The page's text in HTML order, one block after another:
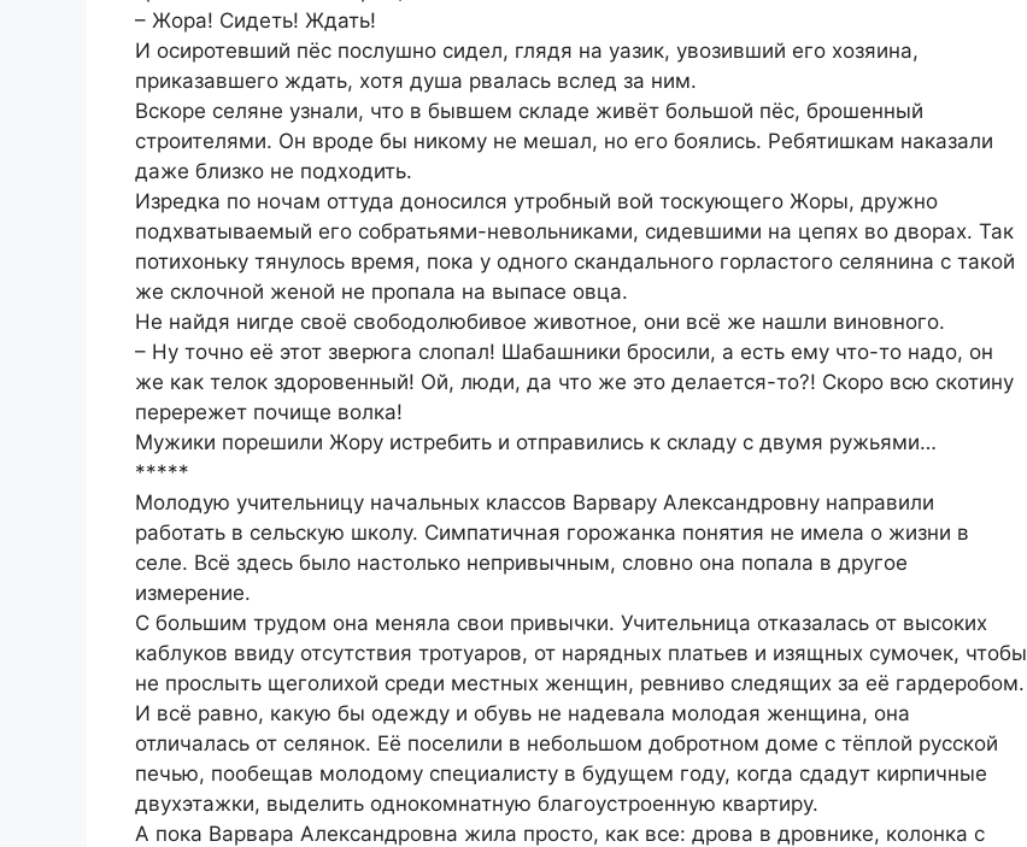
– Жора! Сидеть! Ждать!
И осиротевший пёс послушно сидел, глядя на уазик, увозивший его хозяина,
приказавшего ждать, хотя душа рвалась вслед за ним.
Вскоре селяне узнали, что в бывшем складе живёт большой пёс, брошенный
строителями. Он вроде бы никому не мешал, но его боялись. Ребятишкам наказали
даже близко не подходить.
Изредка по ночам оттуда доносился утробный вой тоскующего Жоры, дружно
подхватываемый его собратьями-невольниками, сидевшими на цепях во дворах. Так
потихоньку тянулось время, пока у одного скандального горластого селянина с такой
же склочной женой не пропала на выпасе овца.
Не найдя нигде своё свободолюбивое животное, они всё же нашли виновного.
– Ну точно её этот зверюга слопал! Шабашники бросили, а есть ему что-то надо, он
же как телок здоровенный! Ой, люди, да что же это делается-то?! Скоро всю скотину
перережет почище волка!
Мужики порешили Жору истребить и отправились к складу с двумя ружьями…
*****
Молодую учительницу начальных классов Варвару Александровну направили
работать в сельскую школу. Симпатичная горожанка понятия не имела о жизни в
селе. Всё здесь было настолько непривычным, словно она попала в другое
измерение.
С большим трудом она меняла свои привычки. Учительница отказалась от высоких
каблуков ввиду отсутствия тротуаров, от нарядных платьев и изящных сумочек, чтобы
не прослыть щеголихой среди местных женщин, ревниво следящих за её гардеробом.
И всё равно, какую бы одежду и обувь не надевала молодая женщина, она
отличалась от селянок. Её поселили в небольшом добротном доме с тёплой русской
печью, пообещав молодому специалисту в будущем году, когда сдадут кирпичные
двухэтажки, выделить однокомнатную благоустроенную квартиру.
А пока Варвара Александровна жила просто, как все: дрова в дровнике, колонка с